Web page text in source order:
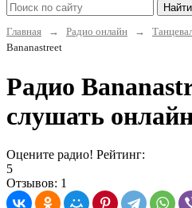
Найти
Главная
→ Радио онлайн →
Bananastreet
Радио
слушать
Оцените радио! Рейтинг:
5
Отзывов: 1